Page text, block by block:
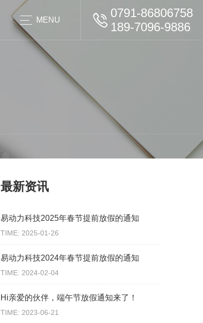
MENU
0791-86806758
189-7096-9886
最新资讯
易动力科技2025年春节提前放假的通知
TIME: 2025-01-26
易动力科技2024年春节提前放假的通知
TIME: 2024-02-04
Hi亲爱的伙伴，端午节放假通知来了！
TIME: 2023-06-21